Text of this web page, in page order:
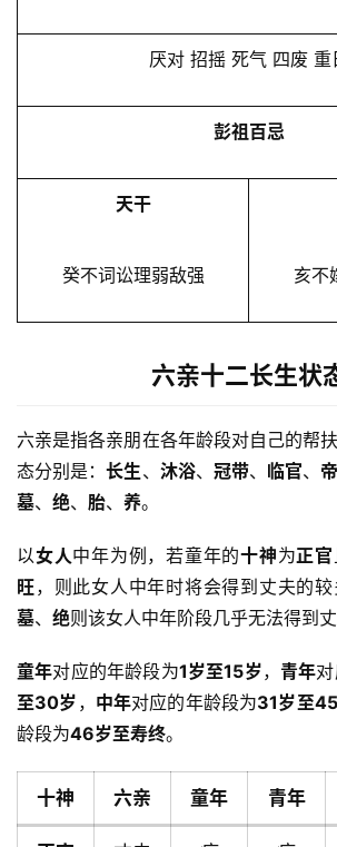
厌对 招摇 死气 四废 重
彭祖百忌
天干
癸不词讼理弱敌强 亥不
六亲十二长生状
六亲是指各亲朋在各年龄段对自己的帮
态分别是：长生、 沐浴、 冠带、 临官、
墓、 绝、 胎、 养。
以女人中年为例，若童年的十神为正官
旺，则此女人中年时将会得到丈夫的
墓、 绝则该女人中年阶段几乎无法得到丈
童年对应的年龄段为1岁至15岁，青年
至30岁 ， 中年对应的年龄段为31岁至
龄段为46岁至寿终。
十神 六亲 童年 青年